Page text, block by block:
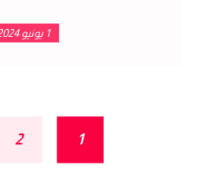
1 يونيو 2024
1
2